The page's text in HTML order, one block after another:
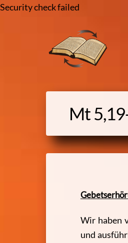
Security check failed
Mt
Wir haben
und